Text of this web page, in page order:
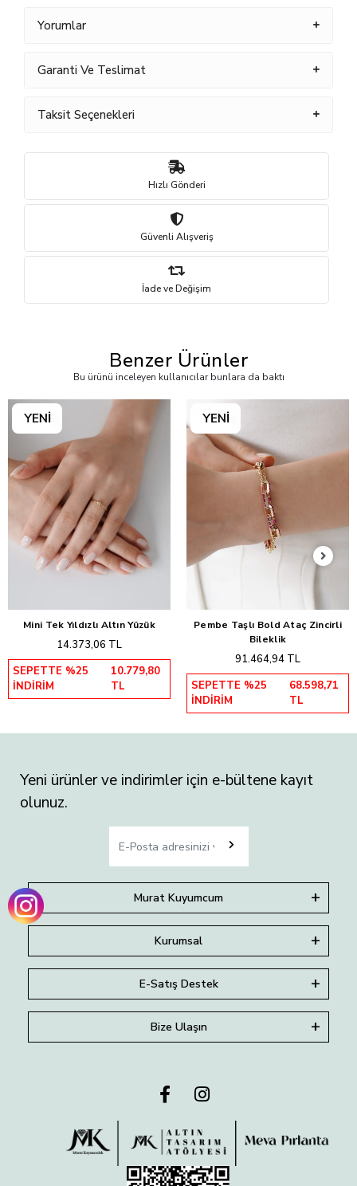
Yorumlar
Garanti Ve Teslimat
Taksit Seçenekleri
Hızlı Gönderi
Güvenli Alışveriş
İade ve Değişim
Benzer Ürünler
Bu ürünü inceleyen kullanıcılar bunlara da baktı
Sepete Ekle
Mini Tek Yıldızlı Altın Yüzük
14.373,06 TL
SEPETTE %25
İNDİRİM
10.779,80
TL
Sepete Ekle
Pembe Taşlı Bold Ataç Zincirli
Bileklik
91.464,94 TL
SEPETTE %25
İNDİRİM
68.598,71
TL
Yeni ürünler ve indirimler için e-bültene kayıt
olunuz.
Murat Kuyumcum
Kurumsal
E-Satış Destek
Bize Ulaşın